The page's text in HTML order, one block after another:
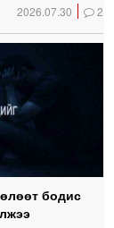
2026.07.30 2
бодис